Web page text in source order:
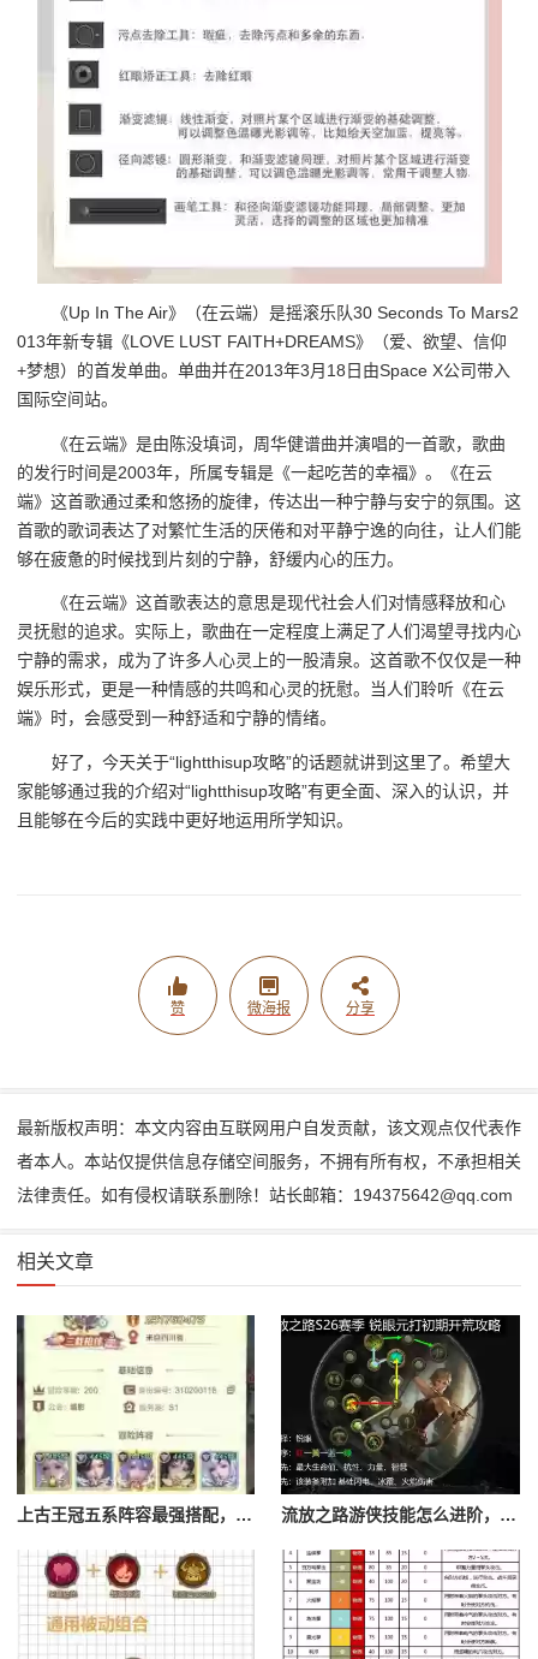
《Up In The Air》（在云端）是摇滚乐队30 Seconds To Mars2
013年新专辑《LOVE LUST FAITH+DREAMS》（爱、欲望、信仰
+梦想）的首发单曲。单曲并在2013年3月18日由Space X公司带入
国际空间站。
《在云端》是由陈没填词，周华健谱曲并演唱的一首歌，歌曲
的发行时间是2003年，所属专辑是《一起吃苦的幸福》。《在云
端》这首歌通过柔和悠扬的旋律，传达出一种宁静与安宁的氛围。这
首歌的歌词表达了对繁忙生活的厌倦和对平静宁逸的向往，让人们能
够在疲惫的时候找到片刻的宁静，舒缓内心的压力。
《在云端》这首歌表达的意思是现代社会人们对情感释放和心
灵抚慰的追求。实际上，歌曲在一定程度上满足了人们渴望寻找内心
宁静的需求，成为了许多人心灵上的一股清泉。这首歌不仅仅是一种
娱乐形式，更是一种情感的共鸣和心灵的抚慰。当人们聆听《在云
端》时，会感受到一种舒适和宁静的情绪。
好了，今天关于“lightthisup攻略”的话题就讲到这里了。希望大
家能够通过我的介绍对“lightthisup攻略”有更全面、深入的认识，并
且能够在今后的实践中更好地运用所学知识。
赞 微海报 分享
最新版权声明：本文内容由互联网用户自发贡献，该文观点仅代表作
者本人。本站仅提供信息存储空间服务，不拥有所有权，不承担相关
法律责任。如有侵权请联系删除！站长邮箱：194375642@qq.com
相关文章
上古王冠五系阵容最强搭配，上古王冠五星排行 流放之路游侠技能怎么进阶，流放之路游侠技能怎么进阶的